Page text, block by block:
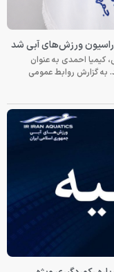
ورزش‌های آبی شد
احمدی به عنوان
گزارش روابط عمومی